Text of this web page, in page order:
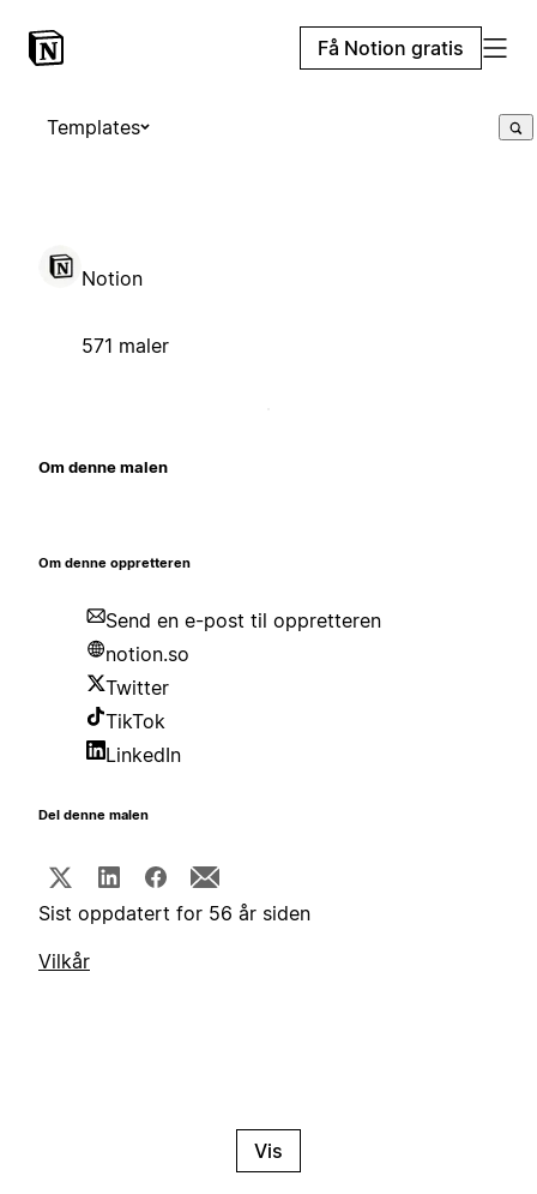
Få Notion gratis
Templates
Notion
571 maler
Om denne malen
Om denne oppretteren
Send en e-post til oppretteren
notion.so
Twitter
TikTok
LinkedIn
Del denne malen
Sist oppdatert for 56 år siden
Vilkår
Vis